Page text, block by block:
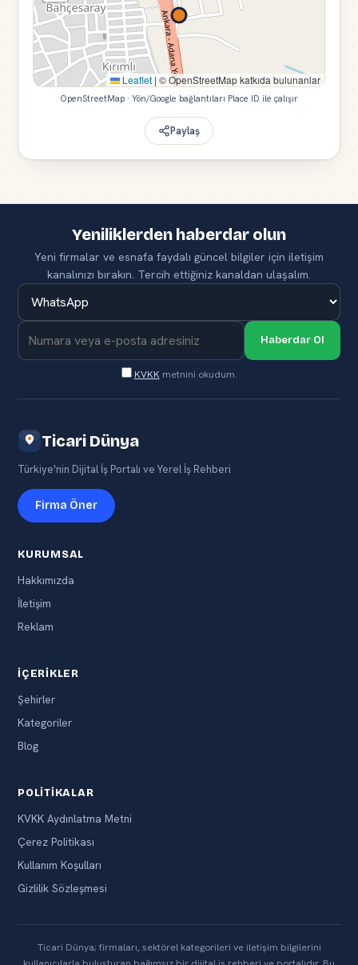
Leaflet | © OpenStreetMap katkıda bulunanlar
OpenStreetMap · Yön/Google bağlantıları Place ID ile çalışır
Paylaş
Yeniliklerden haberdar olun
Yeni firmalar ve esnafa faydalı güncel bilgiler için iletişim
kanalınızı bırakın. Tercih ettiğiniz kanaldan ulaşalım.
Haberdar Ol
KVKK metnini okudum.
Ticari Dünya
Türkiye'nin Dijital İş Portalı ve Yerel İş Rehberi
Firma Öner
KURUMSAL
Hakkımızda
İletişim
Reklam
İÇERIKLER
Şehirler
Kategoriler
Blog
POLITIKALAR
KVKK Aydınlatma Metni
Çerez Politikası
Kullanım Koşulları
Gizlilik Sözleşmesi
Ticari Dünya; firmaları, sektörel kategorileri ve iletişim bilgilerini